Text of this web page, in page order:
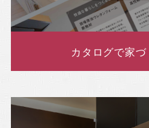
カタログで家